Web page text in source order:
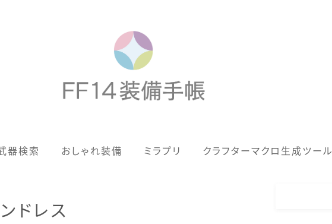
器検索 おしゃれ装備 ミラプリ クラフターマクロ生成ツール
男女別デザイン
ドレス